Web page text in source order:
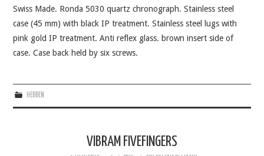
Swiss Made. Ronda 5030 quartz chronograph. Stainless steel
case (45 mm) with black IP treatment. Stainless steel lugs with
pink gold IP treatment. Anti reflex glass. brown insert side of
case. Case back held by six screws.
HEBBEN
VIBRAM FIVEFINGERS